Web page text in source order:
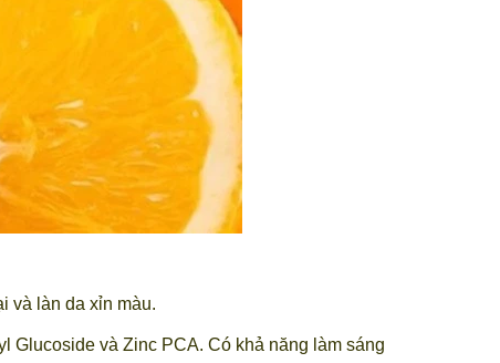
và làn da xỉn màu.
Glucoside và Zinc PCA. Có khả năng làm sáng